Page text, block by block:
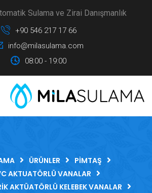
Sulama ve Zirai Danışmanlık
+90 546 217 17 66
info@milasulama.com
08:00 - 19:00
ÜRÜNLER
PIMTAŞ
AKTUATÖRLÜ VANALAR
AKTÜATÖRLÜ KELEBEK VANALAR